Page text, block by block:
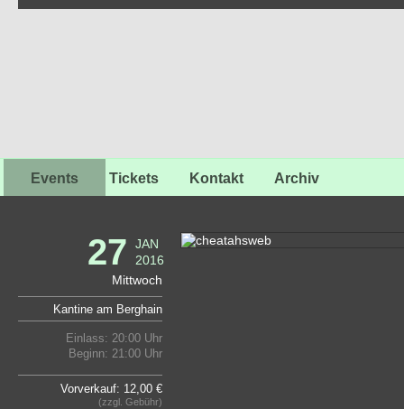
Events Tickets Kontakt Archiv
27
JAN
2016
Mittwoch
Kantine am Berghain
Einlass: 20:00 Uhr
Beginn: 21:00 Uhr
Vorverkauf: 12,00 €
(zzgl. Gebühr)